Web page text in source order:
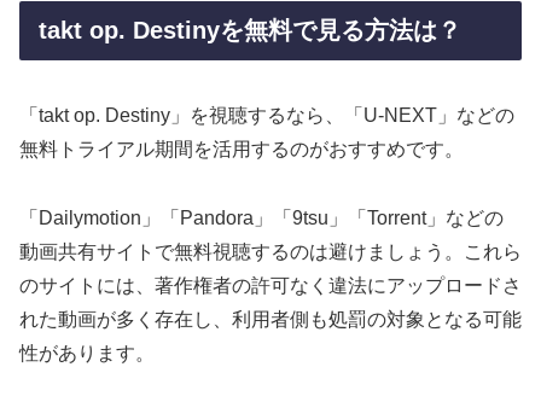
takt op. Destinyを無料で見る方法は？
「takt op. Destiny」を視聴するなら、「U-NEXT」などの
無料トライアル期間を活用するのがおすすめです。
「Dailymotion」「Pandora」「9tsu」「Torrent」などの
動画共有サイトで無料視聴するのは避けましょう。これら
のサイトには、著作権者の許可なく違法にアップロードさ
れた動画が多く存在し、利用者側も処罰の対象となる可能
性があります。